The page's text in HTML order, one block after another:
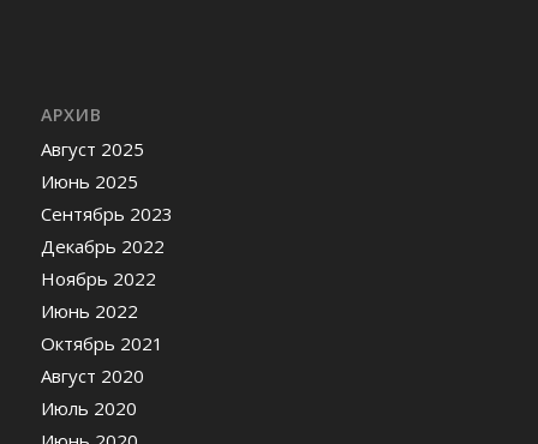
АРХИВ
Август 2025
Июнь 2025
Сентябрь 2023
Декабрь 2022
Ноябрь 2022
Июнь 2022
Октябрь 2021
Август 2020
Июль 2020